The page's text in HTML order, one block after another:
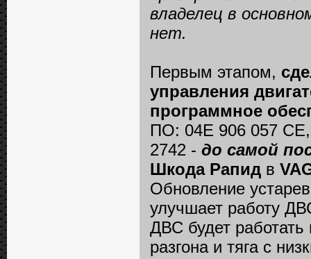
владелец в
нет.
Первым этапом,
управления
программное
ПО: 04E 906 057
2742 - до самой
Шкода Рапид в
Обновление
улучшает работу
ДВС будет
разгона и тяга с